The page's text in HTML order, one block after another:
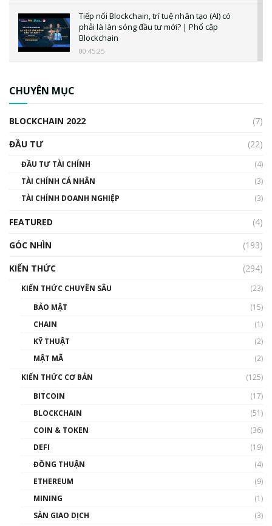
Tiếp nối Blockchain, trí tuệ nhân tạo (AI) có
phải là làn sóng đầu tư mới? | Phổ cập
Blockchain
00:45:25
00:02:14
Nhìn lại năm 2022: Những sự kiện ảnh hưởng
đến hệ sinh thái tiền mã hoá | Phổ cập
00:43:47
như thể nào?
00:39:31
Phổ cập Blockchain
thống & Crypto qua các cuộc chiến | Phổ cập
CHUYÊN MỤC
BLOCKCHAIN 2022
(7)
ĐẦU TƯ
(22)
ĐẦU TƯ TÀI CHÍNH
(4)
TÀI CHÍNH CÁ NHÂN
(3)
TÀI CHÍNH DOANH NGHIỆP
(3)
FEATURED
(4)
GÓC NHÌN
(193)
KIẾN THỨC
(294)
KIẾN THỨC CHUYÊN SÂU
(23)
BẢO MẬT
(15)
CHAIN
(1)
KỸ THUẬT
(2)
MẬT MÃ
(2)
KIẾN THỨC CƠ BẢN
(125)
BITCOIN
(17)
BLOCKCHAIN
(51)
COIN & TOKEN
(36)
DEFI
(19)
ĐỒNG THUẬN
(4)
ETHEREUM
(9)
MINING
(1)
SÀN GIAO DỊCH
(3)